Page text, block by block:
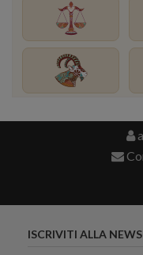
ISCRIVITI ALLA